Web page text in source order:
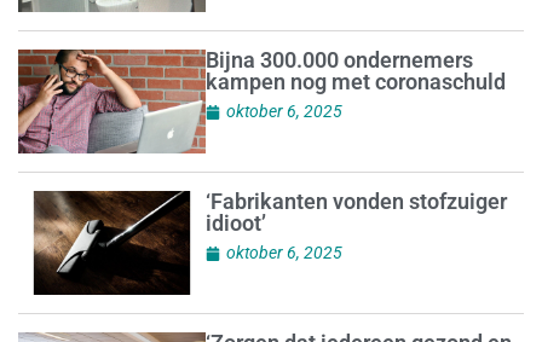
Bijna 300.000 ondernemers
kampen nog met coronaschuld
oktober 6, 2025
‘Fabrikanten vonden stofzuiger
idioot’
oktober 6, 2025